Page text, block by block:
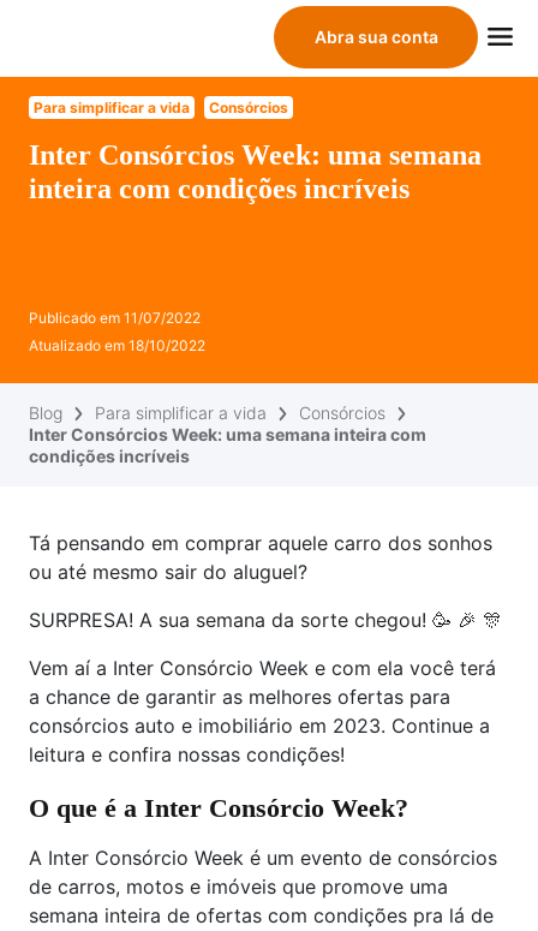
Abra sua conta
Para simplificar a vida Consórcios
Inter Consórcios Week: uma semana
inteira com condições incríveis
Publicado em 11/07/2022
Atualizado em 18/10/2022
Blog Para simplificar a vida
Consórcios
Inter Consórcios Week: uma semana inteira com
condições incríveis
Tá pensando em comprar aquele carro dos sonhos
ou até mesmo sair do aluguel?
SURPRESA! A sua semana da sorte chegou! 🥳 🎉 🎊
Vem aí a Inter Consórcio Week e com ela você terá
a chance de garantir as melhores ofertas para
consórcios auto e imobiliário em 2023. Continue a
leitura e confira nossas condições!
O que é a Inter Consórcio Week?
A Inter Consórcio Week é um evento de consórcios
de carros, motos e imóveis que promove uma
semana inteira de ofertas com condições pra lá de